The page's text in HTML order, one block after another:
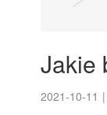
Jakie
2021-10-11 |